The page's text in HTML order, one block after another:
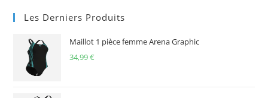
Les Derniers Produits
Maillot 1 pièce femme Arena Graphic
34,99€